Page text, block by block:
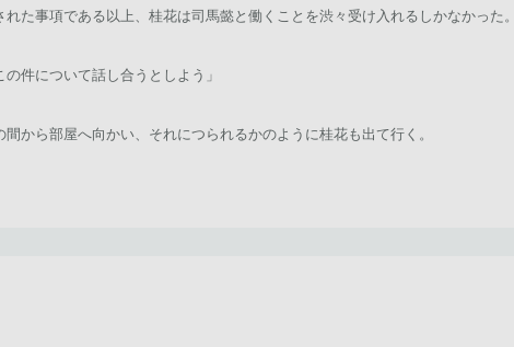
た事項である以上、桂花は司馬懿と働くことを渋々受け入れるしかなかった
件について話し合うとしよう」
から部屋へ向かい、それにつられるかのように桂花も出て行く。